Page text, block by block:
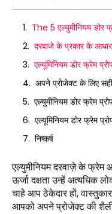
The 5 एल्युमीनियम डोर
दरवाजे के प्रकार के
एल्यूमिनियम डोर फ्रेम
अपने प्रोजेक्ट के लिए
एल्युमीनियम डोर फ्रेम
एल्यूमिनियम डोर फ्रेम
निष्कर्ष
एल्युमीनियम दरवाज़े के फ्रेम
ऊर्जा दक्षता उन्हें अत्यधिक
चाहे आप ठेकेदार हों,
आपको अपने प्रोजेक्ट की शैली